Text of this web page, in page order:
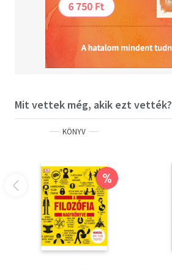
Mit vettek még, akik ezt vették?
KÖNYV
%